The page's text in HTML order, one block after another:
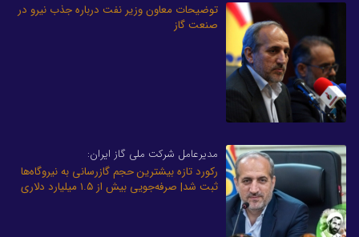
توضیحات معاون وزیر نفت درباره جذب نیرو در
صنعت گاز
مدیرعامل شرکت ملی گاز ایران:
رکورد تازه بیشترین حجم گازرسانی به نیروگاه‌ها
ثبت شد| صرفه‌جویی بیش از ۱.۵ میلیارد دلاری